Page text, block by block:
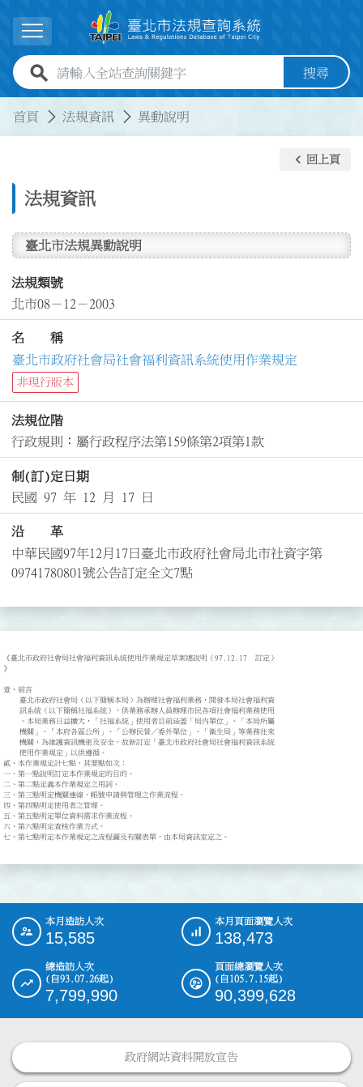
展開選單
全站查詢關鍵字欄位 搜尋
首頁 法規資訊 異動說明
法規資訊
keyboard_arrow_left 回上頁
臺北市法規異動說明
法規類號
北市08－12－2003
名 稱
臺北市政府社會局社會福利資訊系統使用作業規定
非現行版本
法規位階
行政規則：屬行政程序法第159條第2項第1款
制(訂)定日期
民國 97 年 12 月 17 日
沿 革
中華民國97年12月17日臺北市政府社會局北市社資字第
09741780801號公告訂定全文7點
《臺北市政府社會局社會福利資訊系統使用作業規定草案總說明（97.12.17  訂定）
》
壹、前言
貳、本作業規定計七點，其要點如次：
一、第一點說明訂定本作業規定的目的。
二、第二點定義本作業規定之用詞。
三、第三點明定機關連線、帳號申請與管理之作業流程。
四、第四點明定使用者之管理。
五、第五點明定單位資料需求作業流程。
六、第六點明定查核作業方式。
七、第七點明定本作業規定之流程圖及有關表單，由本局資訊室定之。
::: 本月造訪人次
15,585
本月頁面瀏覽人次
138,473
總造訪人次
(自93.07.26起)
7,799,990
頁面總瀏覽人次
(自105.7.15起)
90,399,628
政府網站資料開放宣告